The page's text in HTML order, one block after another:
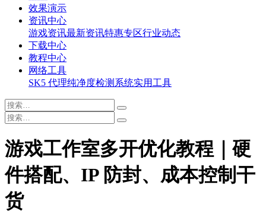
效果演示
资讯中心
游戏资讯最新资讯特惠专区行业动态
下载中心
教程中心
网络工具
SK5 代理纯净度检测系统实用工具
游戏工作室多开优化教程｜硬
件搭配、IP 防封、成本控制干
货